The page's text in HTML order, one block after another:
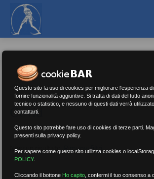
Covid
Nessun risultato.Rimuovi filtri
Questo sito fa uso di cookies per migliorare l'esperienza
fornire funzionalità aggiuntive. Si tratta di dati del tutto
tecnico o statistico, e nessuno di questi dati verrà
contattarti.
Questo sito potrebbe fare uso di cookies di terze parti.
presenti sulla privacy policy.
Per sapere come questo sito utilizza cookies o
POLICY.
Cliccando il bottone Ho capito ,confermi il tuo consenso a